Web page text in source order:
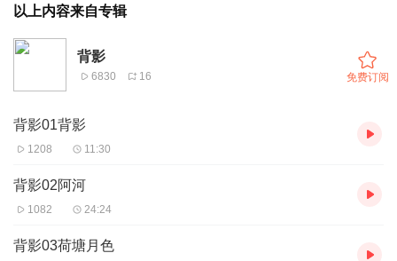
以上内容来自专辑
背影
6830 16 免费订阅
背影01背影
1208 11:30
背影02阿河
1082 24:24
背影03荷塘月色